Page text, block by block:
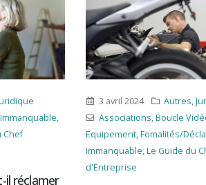
,
30 octobre 2023
Boucle Vidéo,Contrats,
Jurisprudence,Le Guide du
d'Entreprise